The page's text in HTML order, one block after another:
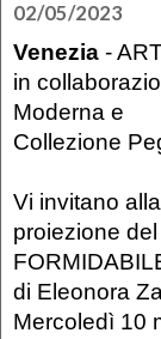
02/05/2023
Venezia -
in
Moderna e
Collezione
Vi invitano alla
proiezione
di Eleonora
Mercoledì 10